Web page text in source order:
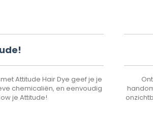
Attitude Hair Dye geef je je
chemicaliën, en eenvoudig
je Attitude!